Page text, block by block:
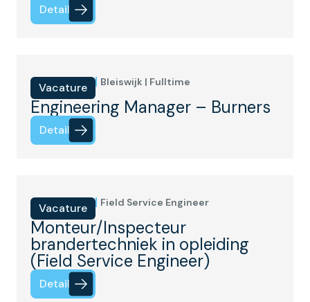
Details
Vacature Bleiswijk | Fulltime
Engineering Manager – Burners
Details
Vacature Field Service Engineer
Monteur/Inspecteur
brandertechniek in opleiding
(Field Service Engineer)
Details